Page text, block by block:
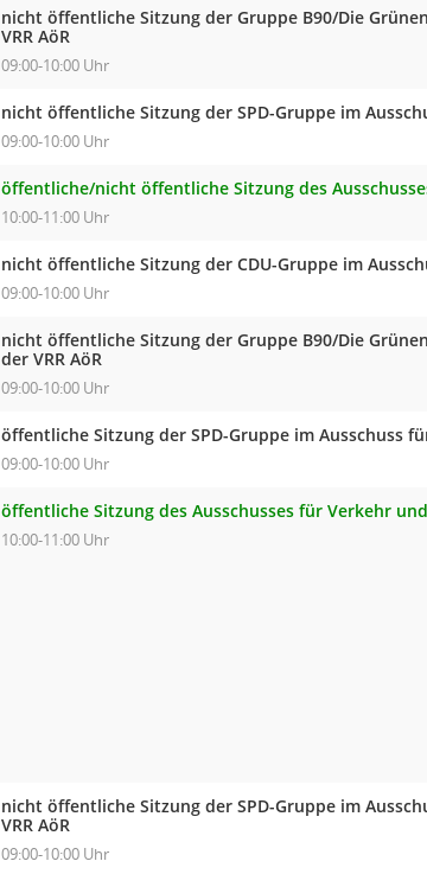
nicht öffentliche Sitzung der Gruppe B90/Die
VRR AöR
09:00-10:00 Uhr
nicht öffentliche Sitzung der SPD-Gruppe im
09:00-10:00 Uhr
öffentliche/nicht öffentliche Sitzung des
10:00-11:00 Uhr
nicht öffentliche Sitzung der CDU-Gruppe im
09:00-10:00 Uhr
nicht öffentliche Sitzung der Gruppe B90/Die
der VRR AöR
09:00-10:00 Uhr
öffentliche Sitzung der SPD-Gruppe im Ausschuss
09:00-10:00 Uhr
öffentliche Sitzung des Ausschusses für Verkehr
10:00-11:00 Uhr
nicht öffentliche Sitzung der SPD-Gruppe im
VRR AöR
09:00-10:00 Uhr